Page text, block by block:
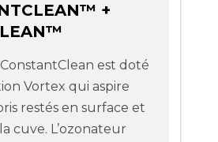
+
est doté
Vortex qui aspire
restés en surface et
cuve. L’ozonateur